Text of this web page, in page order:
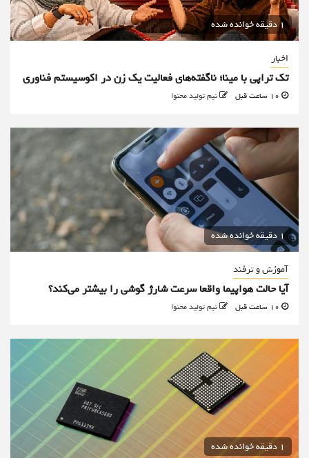
1 دقیقه خوانده شده
اخبار
تک تراپی با مینا؛ ناگفته‌های فعالیت یک زن در اکوسیستم فناوری
تیم تولید محتوا
1 دقیقه خوانده شده
آموزش و ترفند
آیا حالت هواپیما واقعا سرعت شارژ گوشی را بیشتر می‌کند؟
تیم تولید محتوا
1 دقیقه خوانده شده